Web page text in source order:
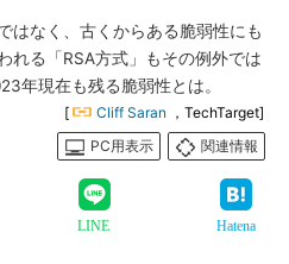
はなく、古くからある脆弱性にも
れる「RSA方式」もその例外では
年現在も残る脆弱性とは。
[ Cliff Saran ，TechTarget]
PC用表示
関連情報
LINE Hatena